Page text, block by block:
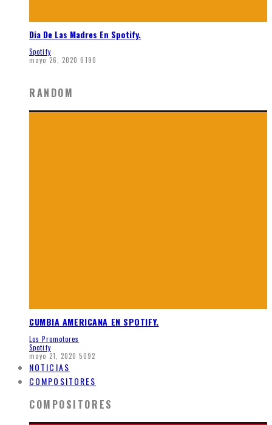
Dia De Las Madres En Spotify.
Spotify
mayo 26, 2020 6190
RANDOM
CUMBIA AMERICANA EN SPOTIFY.
Los Promotores
Spotify
mayo 21, 2020 5092
NOTICIAS
COMPOSITORES
COMPOSITORES